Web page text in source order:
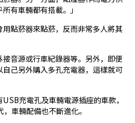
有車輛都有搭載。」
點菸器來點菸，反而非常多人將其
音源或行車紀錄器等。另外，即便
己另外購入多孔充電器，這樣就可
充電孔及車輛電源插座的車款，
車輛配備也不斷進化。